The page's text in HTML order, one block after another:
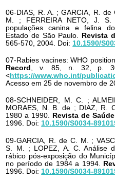
06-DIAS, R. A. ; GARCIA, R. de
M. ; FERREIRA NETO, J. S.
populações canina e felina
Estado de São Paulo. Revista
565-570, 2004. Doi: 10.1590/
07-Rabies vacines: WHO
Record , v. 85, n. 32, p.
< https://www.who.int/
Acesso em 25 de novembro de
08-SCHNEIDER, M. C. ;
MORAES, N. B. de ; DIAZ, R.
1980 a 1990. Revista de
1996. Doi:10.1590/S0034-
09-GARCIA, R. de C. M. ;
S. M. ; LOPEZ, A. C. Análise
rábico pós-exposição do
no período de 1984 a 1994.
1996. Doi: 10.1590/S0034-